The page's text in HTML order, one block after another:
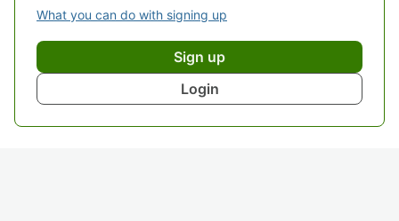
What you can do with signing up
Sign up
Login